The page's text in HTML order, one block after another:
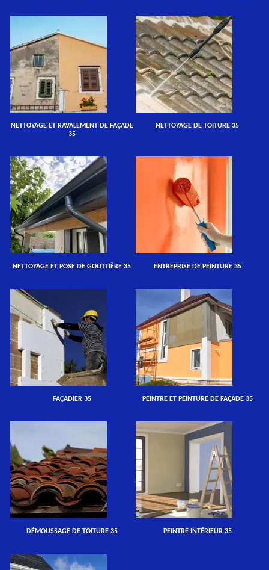
NETTOYAGE ET RAVALEMENT DE FAÇADE
35
NETTOYAGE DE TOITURE 35
NETTOYAGE ET POSE DE GOUTTIÈRE 35 ENTREPRISE DE PEINTURE 35
FAÇADIER 35 PEINTRE ET PEINTURE DE FAÇADE 35
DÉMOUSSAGE DE TOITURE 35 PEINTRE INTÉRIEUR 35